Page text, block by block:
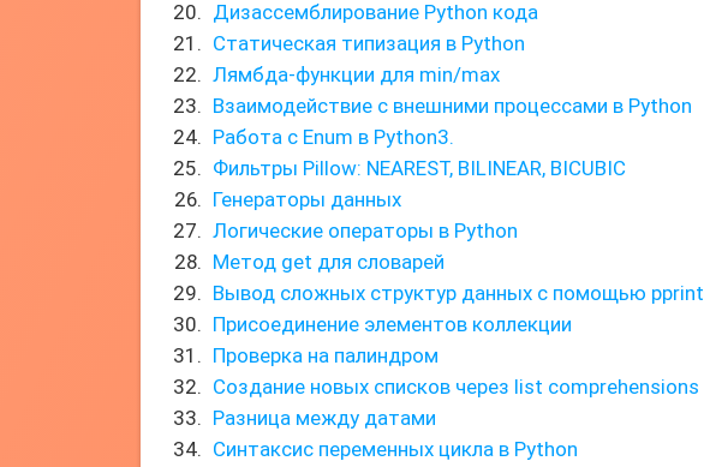
Дизассемблирование Python кода
Статическая типизация в Python
Лямбда-функции для min/max
Взаимодействие с внешними процессами в Python
Работа с Enum в Python3.
Фильтры Pillow: NEAREST, BILINEAR, BICUBIC
Генераторы данных
Логические операторы в Python
Метод get для словарей
Вывод сложных структур данных с помощью pprint
Присоединение элементов коллекции
Проверка на палиндром
Создание новых списков через list comprehensions
Разница между датами
Синтаксис переменных цикла в Python